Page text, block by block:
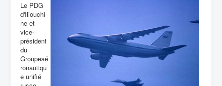
Le PDG
d'Iliouchi
ne et
vice-
président
du
Groupeaé
ronautiqu
e unifié